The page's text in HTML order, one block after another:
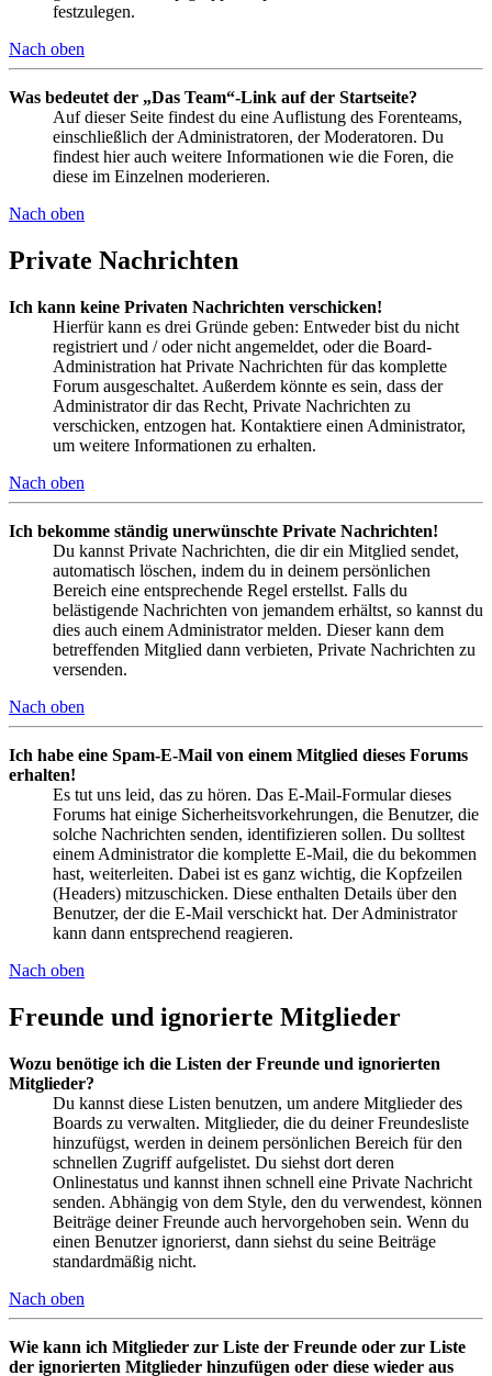
festzulegen.
Nach oben
Was bedeutet der „Das Team“-Link auf der Startseite?
Auf dieser Seite findest du eine Auflistung des Forenteams,
einschließlich der Administratoren, der Moderatoren. Du
findest hier auch weitere Informationen wie die Foren, die
diese im Einzelnen moderieren.
Nach oben
Private Nachrichten
Ich kann keine Privaten Nachrichten verschicken!
Hierfür kann es drei Gründe geben: Entweder bist du nicht
registriert und / oder nicht angemeldet, oder die Board-
Administration hat Private Nachrichten für das komplette
Forum ausgeschaltet. Außerdem könnte es sein, dass der
Administrator dir das Recht, Private Nachrichten zu
verschicken, entzogen hat. Kontaktiere einen Administrator,
um weitere Informationen zu erhalten.
Nach oben
Ich bekomme ständig unerwünschte Private Nachrichten!
Du kannst Private Nachrichten, die dir ein Mitglied sendet,
automatisch löschen, indem du in deinem persönlichen
Bereich eine entsprechende Regel erstellst. Falls du
belästigende Nachrichten von jemandem erhältst, so kannst du
dies auch einem Administrator melden. Dieser kann dem
betreffenden Mitglied dann verbieten, Private Nachrichten zu
versenden.
Nach oben
Ich habe eine Spam-E-Mail von einem Mitglied dieses Forums
erhalten!
Es tut uns leid, das zu hören. Das E-Mail-Formular dieses
Forums hat einige Sicherheitsvorkehrungen, die Benutzer, die
solche Nachrichten senden, identifizieren sollen. Du solltest
einem Administrator die komplette E-Mail, die du bekommen
hast, weiterleiten. Dabei ist es ganz wichtig, die Kopfzeilen
(Headers) mitzuschicken. Diese enthalten Details über den
Benutzer, der die E-Mail verschickt hat. Der Administrator
kann dann entsprechend reagieren.
Nach oben
Freunde und ignorierte Mitglieder
Wozu benötige ich die Listen der Freunde und ignorierten
Mitglieder?
Du kannst diese Listen benutzen, um andere Mitglieder des
Boards zu verwalten. Mitglieder, die du deiner Freundesliste
hinzufügst, werden in deinem persönlichen Bereich für den
schnellen Zugriff aufgelistet. Du siehst dort deren
Onlinestatus und kannst ihnen schnell eine Private Nachricht
senden. Abhängig von dem Style, den du verwendest, können
Beiträge deiner Freunde auch hervorgehoben sein. Wenn du
einen Benutzer ignorierst, dann siehst du seine Beiträge
standardmäßig nicht.
Nach oben
Wie kann ich Mitglieder zur Liste der Freunde oder zur Liste
der ignorierten Mitglieder hinzufügen oder diese wieder aus